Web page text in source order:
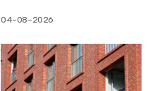
04-08-2026